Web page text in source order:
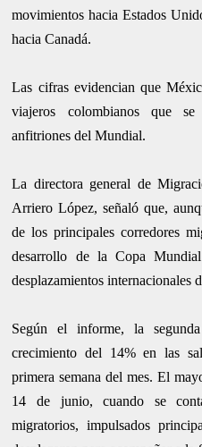
movimientos hacia Estados
hacia Canadá.
Las cifras evidencian que
viajeros colombianos que
anfitriones del Mundial.
La directora general de
Arriero López, señaló que,
de los principales corredores
desarrollo de la Copa
desplazamientos internacionales
Según el informe, la
crecimiento del 14% en las
primera semana del mes. El
14 de junio, cuando se
migratorios, impulsados